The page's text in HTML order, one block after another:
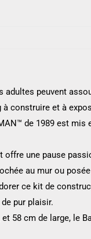
adultes peuvent
construire et à
de 1989 est
une pause
au mur ou
ce kit de
pur plaisir.
58 cm de large, le